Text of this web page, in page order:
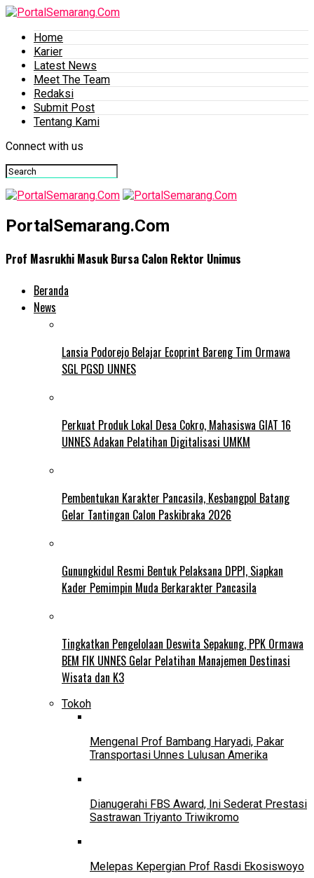
Home
Karier
Latest News
Meet The Team
Redaksi
Submit Post
Tentang Kami
Connect with us
PortalSemarang.Com
Prof Masrukhi Masuk Bursa Calon Rektor Unimus
Beranda
News
Lansia Podorejo Belajar Ecoprint Bareng Tim Ormawa
SGL PGSD UNNES
Perkuat Produk Lokal Desa Cokro, Mahasiswa GIAT 16
UNNES Adakan Pelatihan Digitalisasi UMKM
Pembentukan Karakter Pancasila, Kesbangpol Batang
Gelar Tantingan Calon Paskibraka 2026
Gunungkidul Resmi Bentuk Pelaksana DPPI, Siapkan
Kader Pemimpin Muda Berkarakter Pancasila
Tingkatkan Pengelolaan Deswita Sepakung, PPK Ormawa
BEM FIK UNNES Gelar Pelatihan Manajemen Destinasi
Wisata dan K3
Tokoh
Mengenal Prof Bambang Haryadi, Pakar
Transportasi Unnes Lulusan Amerika
Dianugerahi FBS Award, Ini Sederat Prestasi
Sastrawan Triyanto Triwikromo
Melepas Kepergian Prof Rasdi Ekosiswoyo